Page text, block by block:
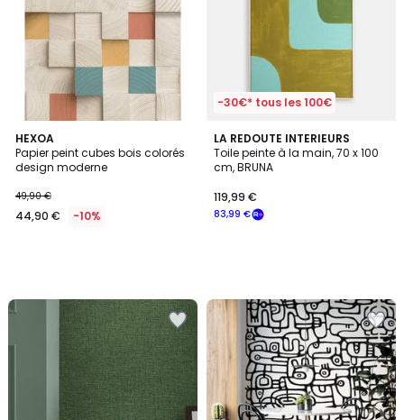
HEXOA
Papier peint cubes bois colorés
design moderne
49,90 €
44,90 € -10%
-30€* tous les 100€
LA REDOUTE INTERIEURS
Toile peinte à la main, 70 x 100
cm, BRUNA
83,99 €
119,99 €